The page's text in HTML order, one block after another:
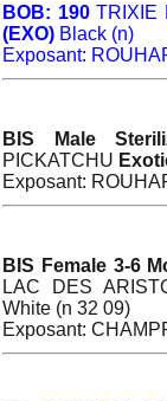
BOB: 190TRIXIE
(EXO) Black (n)
Exposant:
BIS Male
PICKATCHU
Exposant:
BIS Female 3-6
LAC DES
White (n 32 09)
Exposant: